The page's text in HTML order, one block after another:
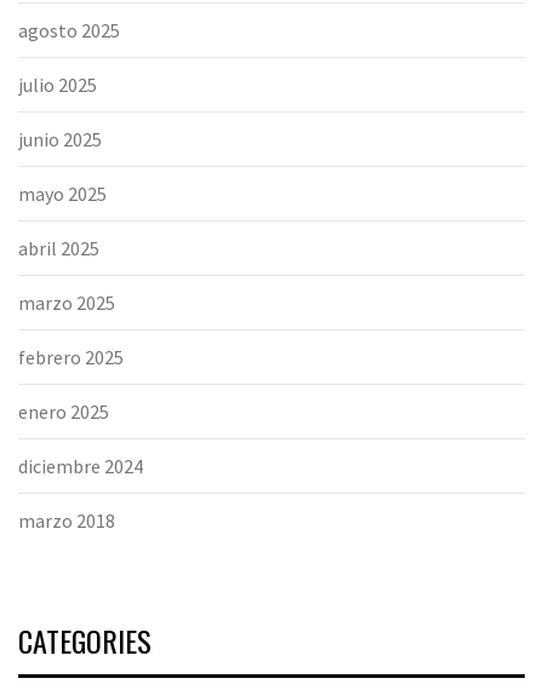
agosto 2025
julio 2025
junio 2025
mayo 2025
abril 2025
marzo 2025
febrero 2025
enero 2025
diciembre 2024
marzo 2018
CATEGORIES